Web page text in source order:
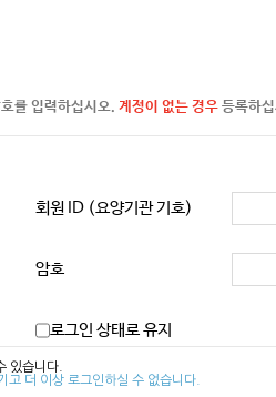
를 입력하십시오. 계정이 없는 경우등록하
회원 ID (요양기관 기호)
암호
로그인 상태로 유지
있습니다.
고 더 이상 로그인하실 수 없습니다.